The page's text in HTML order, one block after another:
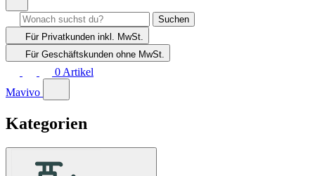
Suchen
Für Privatkunden inkl. MwSt.
Für Geschäftskunden ohne MwSt.
0 Artikel
Mavivo
Kategorien